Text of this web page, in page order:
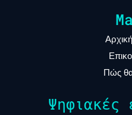
Πώς
Ψηφιακές